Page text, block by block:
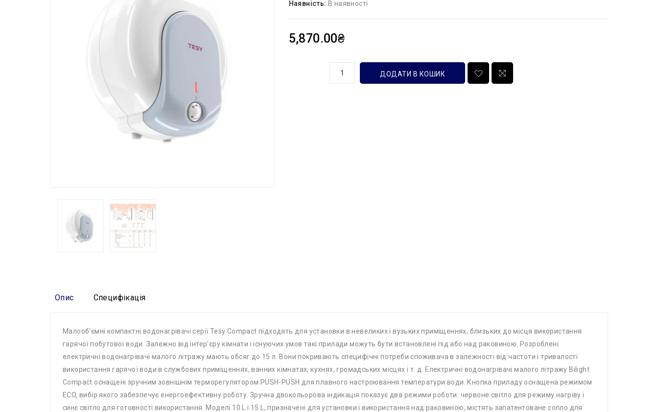
Наявність: В наявності
5,870.00₴
ДОДАТИ В КОШИК
Опис Специфікація
Малооб'ємні компактні водонагрівачі серії Tesy Compact підходять для установки в невеликих і вузьких приміщеннях, близьких до місця використання
гарячої побутової води. Залежно від інтер'єру кімнати і існуючих умов такі прилади можуть бути встановлені під або над раковиною. Розроблені
електричні водонагрівачі малого літражу мають обсяг до 15 л. Вони покривають специфічні потреби споживача в залежності від частоти і тривалості
використання гарячої води в службових приміщеннях, ванних кімнатах, кухнях, громадських місцях і т. д. Електричні водонагрівачі малого літражу Bilight
Compact оснащені зручним зовнішнім терморегулятором PUSH-PUSH для плавного настроювання температури води. Кнопка приладу оснащена режимом
ECO, вибір якого забезпечує енергоефективну роботу. Зручна двокольорова індикація показує два режими роботи: червоне світло для режиму нагріву і
синє світло для готовності використання. Моделі 10 L і 15 L, призначені для установки і використання над раковиною, містять запатентоване сопло для